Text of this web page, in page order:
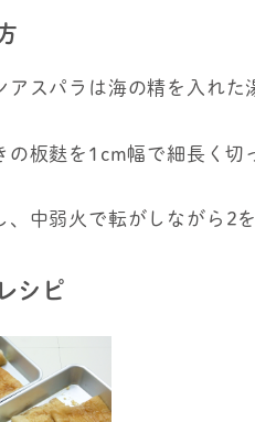
アスパラは海の精を入れた
の板麩を1cm幅で細長く切
、中弱火で転がしながら2
シピ